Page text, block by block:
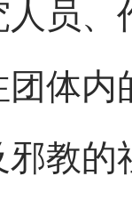
员
团体
教